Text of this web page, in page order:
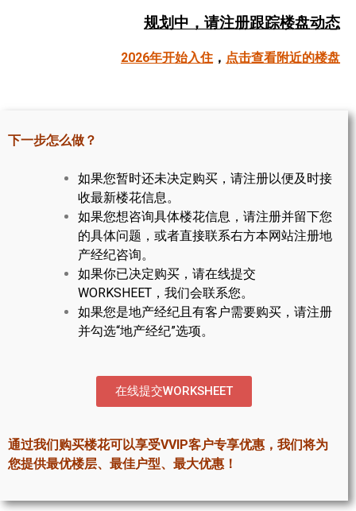
楼花地图
楼花转让专区
多伦多市中心楼花项目
怡陶碧谷社区介绍
怡陶碧谷楼花项目
密西沙加楼花项目
规划中，请注册跟踪楼盘动态
2026年开始入住 ， 点击查看附近的楼盘
下一步怎么做？
如果您暂时还未决定购买，请注册以便及时接
收最新楼花信息。
如果您想咨询具体楼花信息，请注册并留下您
的具体问题，或者直接联系右方本网站注册地
产经纪咨询。
如果你已决定购买，请在线提交
WORKSHEET，我们会联系您。
如果您是地产经纪且有客户需要购买，请注册
并勾选“地产经纪”选项。
在线提交WORKSHEET
通过我们购买楼花可以享受VVIP客户专享优惠，我们将为
您提供最优楼层、最佳户型、最大优惠！